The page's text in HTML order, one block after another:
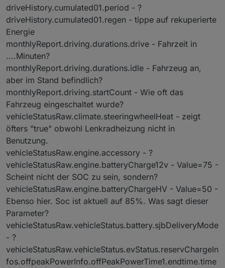
driveHistory.cumulated01.period - ?
driveHistory.cumulated01.regen - tippe auf rekuperierte
Energie
monthlyReport.driving.durations.drive - Fahrzeit in
....Minuten?
monthlyReport.driving.durations.idle - Fahrzeug an,
aber im Stand befindlich?
monthlyReport.driving.startCount - Wie oft das
Fahrzeug eingeschaltet wurde?
vehicleStatusRaw.climate.steeringwheelHeat - zeigt
öfters "true" obwohl Lenkradheizung nicht in
Benutzung.
vehicleStatusRaw.engine.accessory - ?
vehicleStatusRaw.engine.batteryCharge12v - Value=75 -
Scheint nicht der SOC zu sein, sondern?
vehicleStatusRaw.engine.batteryChargeHV - Value=50 -
Ebenso hier. Soc ist aktuell auf 85%. Was sagt dieser
Parameter?
vehicleStatusRaw.vehicleStatus.battery.sjbDeliveryMode
- ?
vehicleStatusRaw.vehicleStatus.evStatus.reservChargeIn
fos.offpeakPowerInfo.offPeakPowerTime1.endtime.time